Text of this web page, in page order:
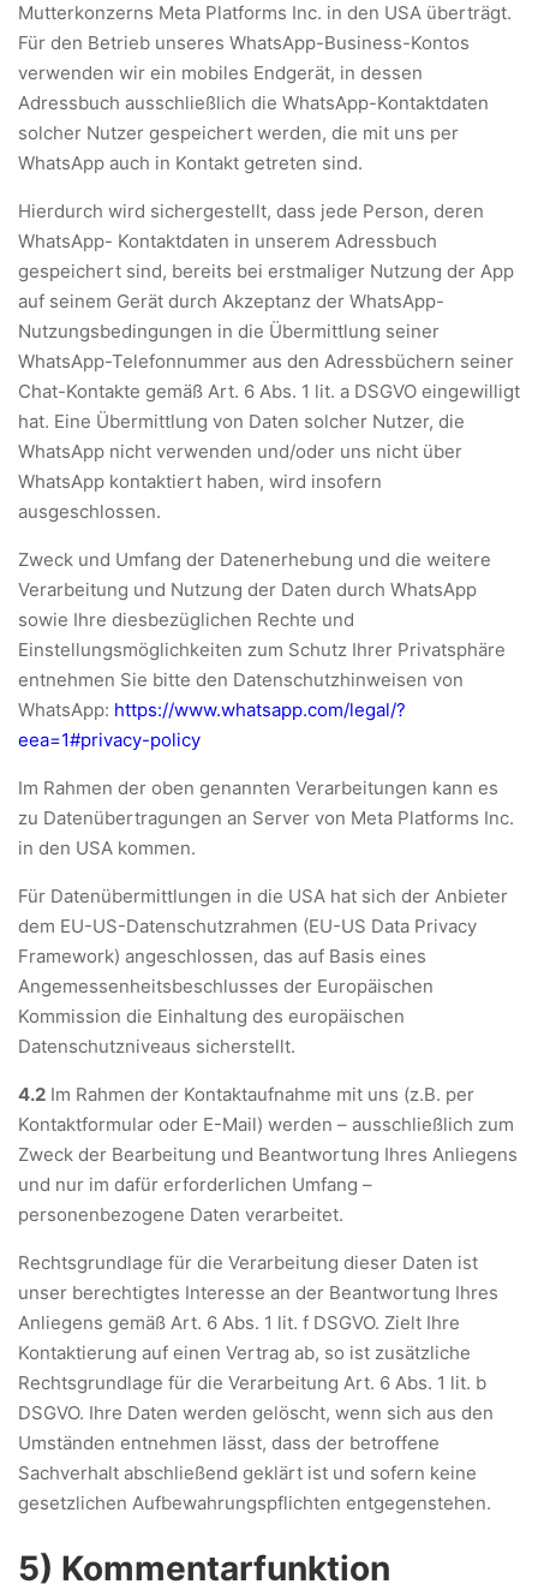
Mutterkonzerns Meta Platforms Inc. in den USA überträgt.
Für den Betrieb unseres WhatsApp-Business-Kontos
verwenden wir ein mobiles Endgerät, in dessen
Adressbuch ausschließlich die WhatsApp-Kontaktdaten
solcher Nutzer gespeichert werden, die mit uns per
WhatsApp auch in Kontakt getreten sind.
Hierdurch wird sichergestellt, dass jede Person, deren
WhatsApp- Kontaktdaten in unserem Adressbuch
gespeichert sind, bereits bei erstmaliger Nutzung der App
auf seinem Gerät durch Akzeptanz der WhatsApp-
Nutzungsbedingungen in die Übermittlung seiner
WhatsApp-Telefonnummer aus den Adressbüchern seiner
Chat-Kontakte gemäß Art. 6 Abs. 1 lit. a DSGVO eingewilligt
hat. Eine Übermittlung von Daten solcher Nutzer, die
WhatsApp nicht verwenden und/oder uns nicht über
WhatsApp kontaktiert haben, wird insofern
ausgeschlossen.
Zweck und Umfang der Datenerhebung und die weitere
Verarbeitung und Nutzung der Daten durch WhatsApp
sowie Ihre diesbezüglichen Rechte und
Einstellungsmöglichkeiten zum Schutz Ihrer Privatsphäre
entnehmen Sie bitte den Datenschutzhinweisen von
WhatsApp: https://www.whatsapp.com/legal/?
eea=1#privacy-policy
Im Rahmen der oben genannten Verarbeitungen kann es
zu Datenübertragungen an Server von Meta Platforms Inc.
in den USA kommen.
Für Datenübermittlungen in die USA hat sich der Anbieter
dem EU-US-Datenschutzrahmen (EU-US Data Privacy
Framework) angeschlossen, das auf Basis eines
Angemessenheitsbeschlusses der Europäischen
Kommission die Einhaltung des europäischen
Datenschutzniveaus sicherstellt.
4.2 Im Rahmen der Kontaktaufnahme mit uns (z.B. per
Kontaktformular oder E-Mail) werden – ausschließlich zum
Zweck der Bearbeitung und Beantwortung Ihres Anliegens
und nur im dafür erforderlichen Umfang –
personenbezogene Daten verarbeitet.
Rechtsgrundlage für die Verarbeitung dieser Daten ist
unser berechtigtes Interesse an der Beantwortung Ihres
Anliegens gemäß Art. 6 Abs. 1 lit. f DSGVO. Zielt Ihre
Kontaktierung auf einen Vertrag ab, so ist zusätzliche
Rechtsgrundlage für die Verarbeitung Art. 6 Abs. 1 lit. b
DSGVO. Ihre Daten werden gelöscht, wenn sich aus den
Umständen entnehmen lässt, dass der betroffene
Sachverhalt abschließend geklärt ist und sofern keine
gesetzlichen Aufbewahrungspflichten entgegenstehen.
5) Kommentarfunktion